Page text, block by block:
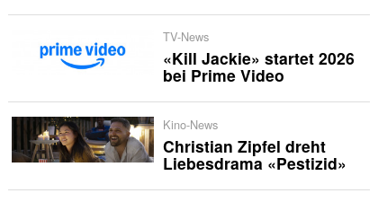
TV-News
«Kill Jackie» startet 2026
bei Prime Video
Kino-News
Christian Zipfel dreht
Liebesdrama «Pestizid»